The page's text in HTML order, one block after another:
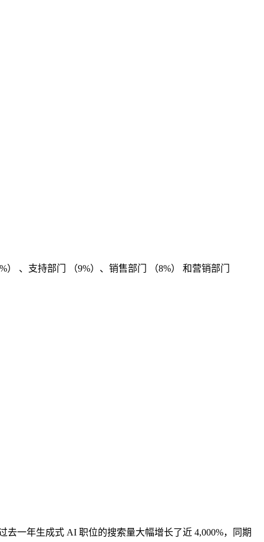
、支持部门 （9%）、销售部门 （8%） 和营销部门
一年生成式 AI 职位的搜索量大幅增长了近 4,000%，同期